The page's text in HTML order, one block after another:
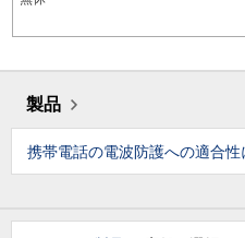
製品
携帯電話の電波防護への適合性